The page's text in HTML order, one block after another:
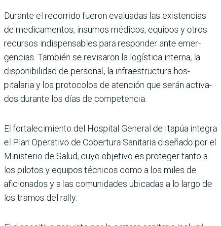
Durante el recorrido fueron evaluadas las existencias
de medicamentos, insumos médicos, equipos y otros
recursos indispensables para responder ante emer­
gencias. También se revi­saron la logística interna, la
disponibilidad de perso­nal, la infraestructura hos­
pitalaria y los protocolos de atención que serán activa­
dos durante los días de com­petencia.
El fortalecimiento del Hos­pital General de Itapúa inte­gra
el Plan Operativo de Cobertura Sanitaria dise­ñado por el
Ministerio de Salud, cuyo objetivo es pro­teger tanto a
los pilotos y equipos técnicos como a los miles de
aficionados y a las comunidades ubicadas a lo largo de
los tramos del rally.